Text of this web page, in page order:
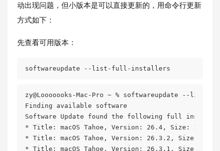
动出现问题，但小版本是可以直接更新的，用命令行更新
方式如下：
先查看可用版本：
softwareupdate --list-full-installers
zy@Looooooks-Mac-Pro ~ % softwareupdate --
Finding available software
Software Update found the following full
* Title: macOS Tahoe, Version: 26.4, Size:
* Title: macOS Tahoe, Version: 26.3.2, Size:
* Title: macOS Tahoe, Version: 26.3.1, Size: